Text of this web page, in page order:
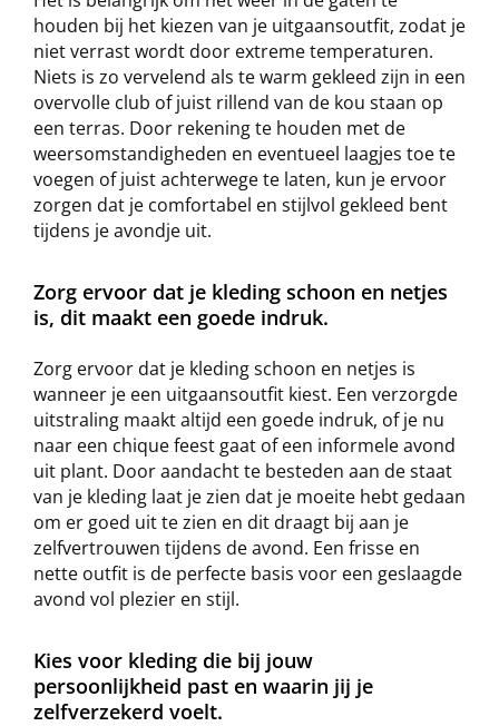
houden bij het kiezen van je uitgaansoutfit, zodat je
niet verrast wordt door extreme temperaturen.
Niets is zo vervelend als te warm gekleed zijn in een
overvolle club of juist rillend van de kou staan op
een terras. Door rekening te houden met de
weersomstandigheden en eventueel laagjes toe te
voegen of juist achterwege te laten, kun je ervoor
zorgen dat je comfortabel en stijlvol gekleed bent
tijdens je avondje uit.
Zorg ervoor dat je kleding schoon en netjes
is, dit maakt een goede indruk.
Zorg ervoor dat je kleding schoon en netjes is
wanneer je een uitgaansoutfit kiest. Een verzorgde
uitstraling maakt altijd een goede indruk, of je nu
naar een chique feest gaat of een informele avond
uit plant. Door aandacht te besteden aan de staat
van je kleding laat je zien dat je moeite hebt gedaan
om er goed uit te zien en dit draagt bij aan je
zelfvertrouwen tijdens de avond. Een frisse en
nette outfit is de perfecte basis voor een geslaagde
avond vol plezier en stijl.
Kies voor kleding die bij jouw
persoonlijkheid past en waarin jij je
zelfverzekerd voelt.